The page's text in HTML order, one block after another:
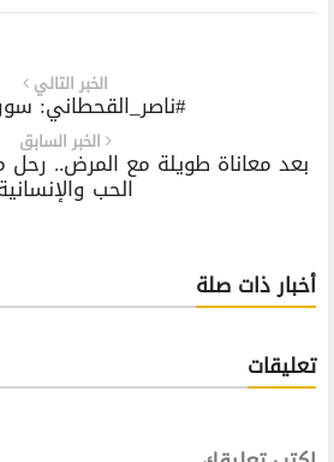
الخبر التالي
#ناصر_القحطاني:
الخبر السابق
بعد معاناة طويلة مع المرض..
الحب
أخبار ذات صلة
تعليقات